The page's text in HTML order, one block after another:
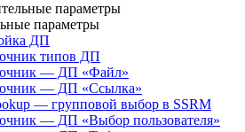
параметры
параметры
ДП
типов ДП
— ДП «Файл»
— ДП «Ссылка»
— групповой выбор в SSRM
— ДП «Выбор пользователя»